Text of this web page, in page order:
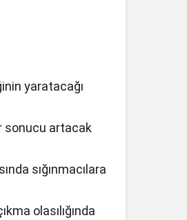
yaratacağı
sonucu artacak
sığınmacılara
olasılığında